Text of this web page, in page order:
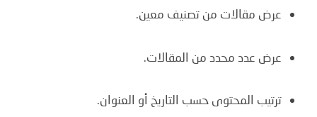
عرض مقالات من تصنيف معين.
عرض عدد محدد من المقالات.
ترتيب المحتوى حسب التاريخ أو العنوان.